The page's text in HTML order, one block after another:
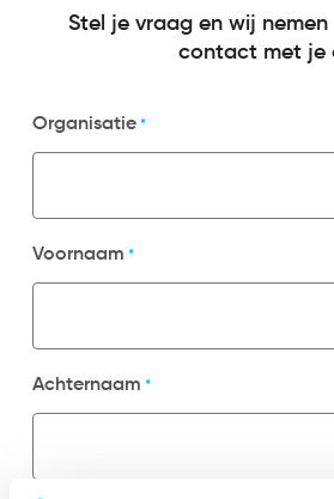
Stel je vraag en wij nemen
contact met je
Organisatie *
Voornaam *
Achternaam *